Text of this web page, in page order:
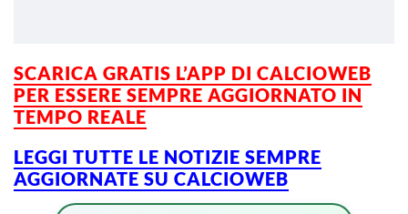
SCARICA GRATIS L’APP DI CALCIOWEB
PER ESSERE SEMPRE AGGIORNATO IN
TEMPO REALE
LEGGI TUTTE LE NOTIZIE SEMPRE
AGGIORNATE SU CALCIOWEB